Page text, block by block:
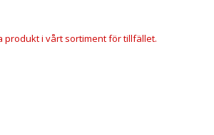
produkt i vårt sortiment för tillfället.